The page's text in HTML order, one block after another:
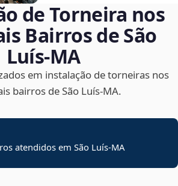
de Torneira nos
Bairros de São
Luís‑MA
em instalação de torneiras nos
bairros de São Luís‑MA.
atendidos em São Luís-MA